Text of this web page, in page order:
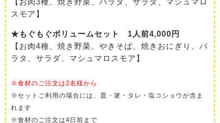
スモア】
★もぐもぐボリュームセット 1人前4,000円
【お肉4種、焼き野菜、やきそば、焼きおにぎり、パ
ラタ、サラダ、マシュマロスモア】
※食材のご注文は2名様から
※セットご利用の場合には、皿・箸・タレ・塩コショウが含ま
れます
※食材のご注文は4日前まで